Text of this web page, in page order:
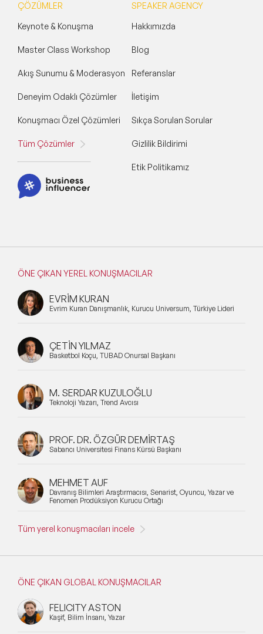
ÇÖZÜMLER
Keynote & Konuşma
Master Class Workshop
Akış Sunumu & Moderasyon
Deneyim Odaklı Çözümler
Konuşmacı Özel Çözümleri
Tüm Çözümler
SPEAKER AGENCY
Hakkımızda
Blog
Referanslar
İletişim
Sıkça Sorulan Sorular
Gizlilik Bildirimi
Etik Politikamız
ÖNE ÇIKAN YEREL KONUŞMACILAR
EVRİM KURAN
Evrim Kuran Danışmanlık, Kurucu Universum, Türkiye Lideri
ÇETİN YILMAZ
Basketbol Koçu, TÜBAD Onursal Başkanı
M. SERDAR KUZULOĞLU
Teknoloji Yazarı, Trend Avcısı
PROF. DR. ÖZGÜR DEMİRTAŞ
Sabancı Üniversitesi Finans Kürsü Başkanı
MEHMET AUF
Davranış Bilimleri Araştırmacısı, Senarist, Oyuncu, Yazar ve
Fenomen Prodüksiyon Kurucu Ortağı
Tüm yerel konuşmacıları incele
ÖNE ÇIKAN GLOBAL KONUŞMACILAR
FELICITY ASTON
Kaşif, Bilim İnsanı, Yazar